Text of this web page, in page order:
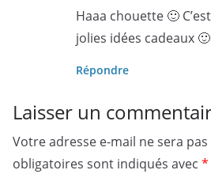
Haaa chouette 🙂
jolies idées cadeaux 🙂
Répondre
Laisser un
Votre adresse e-mail ne sera
obligatoires sont indiqués avec *